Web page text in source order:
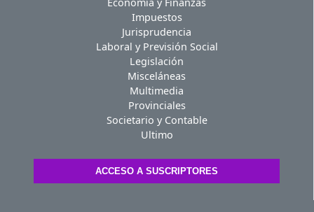
Economía y Finanzas
Impuestos
Jurisprudencia
Laboral y Previsión Social
Legislación
Misceláneas
Multimedia
Provinciales
Societario y Contable
Ultimo
ACCESO A SUSCRIPTORES